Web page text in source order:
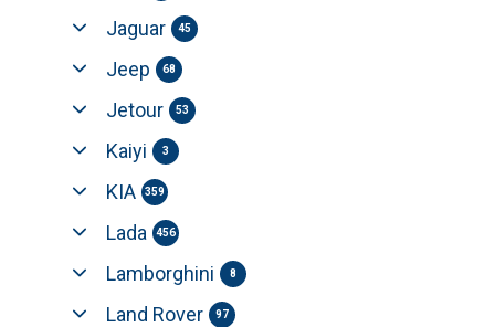
Jaguar 45
Jeep 68
Jetour 53
Kaiyi 3
KIA 359
Lada 456
Lamborghini 8
Land Rover 97